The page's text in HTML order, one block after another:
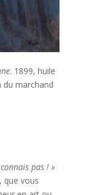
. 1899, huile
du marchand
pas ! »
que vous